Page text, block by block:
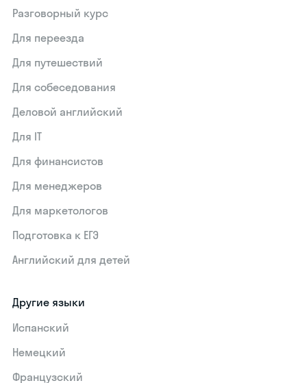
Разговорный курс
Для переезда
Для путешествий
Для собеседования
Деловой английский
Для IT
Для финансистов
Для менеджеров
Для маркетологов
Подготовка к ЕГЭ
Английский для детей
Другие языки
Испанский
Немецкий
Французский